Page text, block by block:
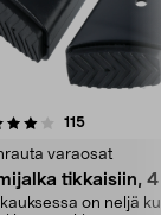
115arvostelut
varaosat
tikkaisiin,
on neljä
4.5 viidestä